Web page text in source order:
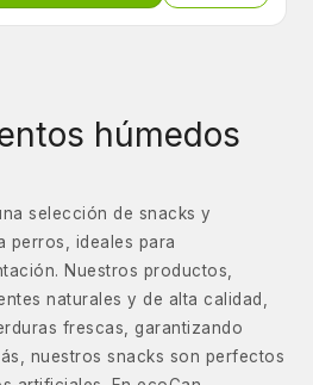
húmedos
selección de snacks y
perros, ideales para
Nuestros productos,
naturales y de alta calidad,
frescas, garantizando
nuestros snacks son perfectos